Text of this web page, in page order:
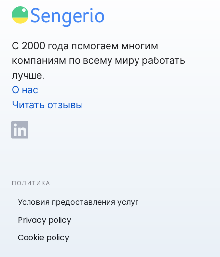
С 2000 года помогаем многим
компаниям по всему миру работать
лучше.
О нас
Читать отзывы
ПОЛИТИКА
Условия предоставления услуг
Privacy policy
Cookie policy